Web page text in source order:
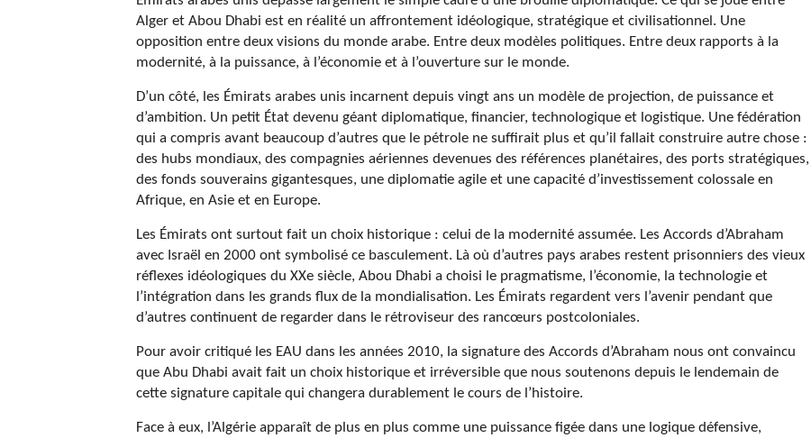
Alger et Abou Dhabi est en réalité un affrontement idéologique, stratégique et civilisationnel. Une
opposition entre deux visions du monde arabe. Entre deux modèles politiques. Entre deux rapports à la
modernité, à la puissance, à l’économie et à l’ouverture sur le monde.
D’un côté, les Émirats arabes unis incarnent depuis vingt ans un modèle de projection, de puissance et
d’ambition. Un petit État devenu géant diplomatique, financier, technologique et logistique. Une fédération
qui a compris avant beaucoup d’autres que le pétrole ne suffirait plus et qu’il fallait construire autre chose :
des hubs mondiaux, des compagnies aériennes devenues des références planétaires, des ports stratégiques,
des fonds souverains gigantesques, une diplomatie agile et une capacité d’investissement colossale en
Afrique, en Asie et en Europe.
Les Émirats ont surtout fait un choix historique : celui de la modernité assumée. Les Accords d’Abraham
avec Israël en 2000 ont symbolisé ce basculement. Là où d’autres pays arabes restent prisonniers des vieux
réflexes idéologiques du XXe siècle, Abou Dhabi a choisi le pragmatisme, l’économie, la technologie et
l’intégration dans les grands flux de la mondialisation. Les Émirats regardent vers l’avenir pendant que
d’autres continuent de regarder dans le rétroviseur des rancœurs postcoloniales.
Pour avoir critiqué les EAU dans les années 2010, la signature des Accords d’Abraham nous ont convaincu
que Abu Dhabi avait fait un choix historique et irréversible que nous soutenons depuis le lendemain de
cette signature capitale qui changera durablement le cours de l’histoire.
Face à eux, l’Algérie apparaît de plus en plus comme une puissance figée dans une logique défensive,